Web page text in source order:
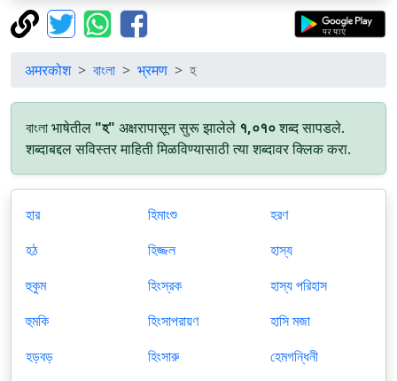
अमरकोश বাংলা भ्रमण হ
বাংলা भाषेतील "হ" अक्षरापासून सुरू झालेले १,०१०शब्द सापडले.
शब्दाबद्दल सविस्तर माहिती मिळविण्यासाठी त्या शब्दावर क्लिक करा.
হার
হঠ
হুকুম
হুমকি
হড়বড়
হিমাংশু
হিজ্জল
হিংস্রক
হিংসাপরায়ণ
হিংসারু
হরণ
হাস্য
হাস্য পরিহাস
হাসি মজা
হেমগন্ধিনী